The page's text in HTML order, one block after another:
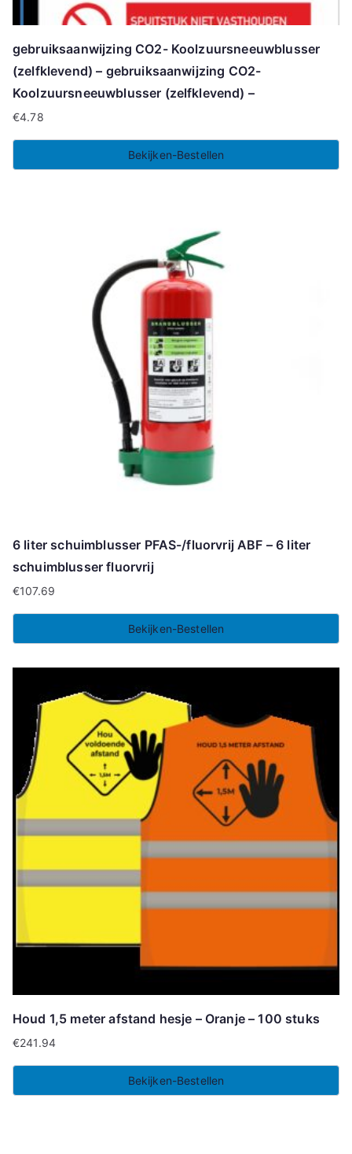
gebruiksaanwijzing CO2- Koolzuursneeuwblusser
(zelfklevend) – gebruiksaanwijzing CO2-
Koolzuursneeuwblusser (zelfklevend) –
€4.78
Bekijken-Bestellen
6 liter schuimblusser PFAS-/fluorvrij ABF – 6 liter
schuimblusser fluorvrij
€107.69
Bekijken-Bestellen
Houd 1,5 meter afstand hesje – Oranje – 100 stuks
€241.94
Bekijken-Bestellen